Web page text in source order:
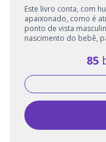
Este livro conta, com
apaixonado, como é
ponto de vista
nascimento do bebê,
85